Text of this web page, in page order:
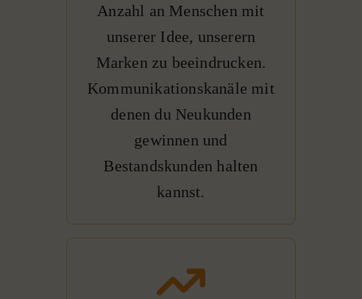
Anzahl an Menschen mit
unserer Idee, unserern
Marken zu beeindrucken.
Kommunikationskanäle mit
denen du Neukunden
gewinnen und
Bestandskunden halten
kannst.